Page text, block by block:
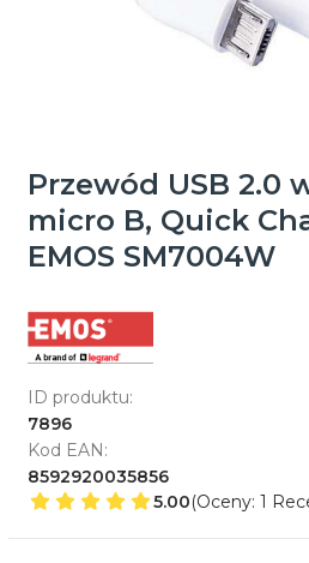
Przewód USB 2.0
micro B, Quick
EMOS SM7004W
ID produktu:
7896
Kod EAN:
8592920035856
5.00(Oceny: 1